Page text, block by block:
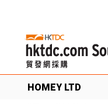
HOMEY LTD